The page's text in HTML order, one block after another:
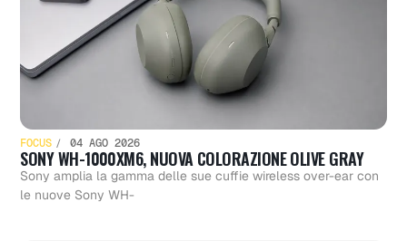
FOCUS 04 AGO 2026
SONY WH-1000XM6, NUOVA COLORAZIONE OLIVE GRAY
Sony amplia la gamma delle sue cuffie wireless over-ear con
le nuove Sony WH-